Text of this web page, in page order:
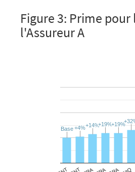
Figure 3: Prime pour
l'Assureur A